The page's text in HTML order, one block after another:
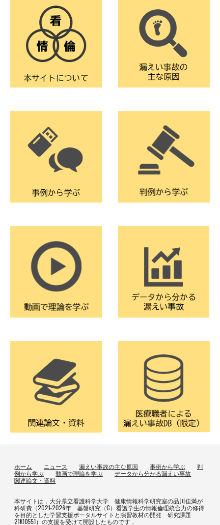
ホーム ニュース 漏えい事故の主な原因 事例から学ぶ
判
例から学ぶ
動画で理論を学ぶ
データから分かる漏えい事故
関連論文・資料
本サイトは，大分県立看護科学大学 健康情報科学研究室の品川佳満が
科研費（2021-2026年 基盤研究（C）看護学生の情報倫理統合力の修得
を目的とした学習支援ポータルサイトと演習教材の開発 研究課題
21K10551）の支援を受けて開設したものです．